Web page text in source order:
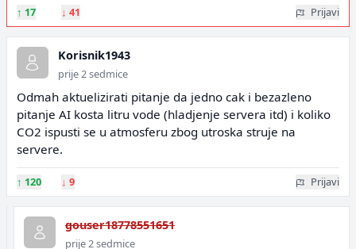
↑ 17 ↓ 41 Prijavi
Korisnik1943
prije 2 sedmice
Odmah aktuelizirati pitanje da jedno cak i bezazleno
pitanje AI kosta litru vode (hladjenje servera itd) i koliko
CO2 ispusti se u atmosferu zbog utroska struje na
servere.
↑ 120 ↓ 9 Prijavi
gouser18778551651
prije 2 sedmice